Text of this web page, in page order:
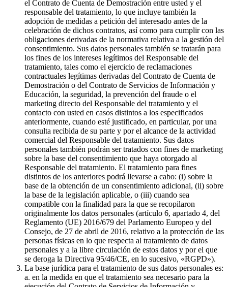
el Contrato de Cuenta de Demostración entre usted y el
responsable del tratamiento, lo que incluye también la
adopción de medidas a petición del interesado antes de la
celebración de dichos contratos, así como para cumplir con las
obligaciones derivadas de la normativa relativa a la gestión del
consentimiento. Sus datos personales también se tratarán para
los fines de los intereses legítimos del Responsable del
tratamiento, tales como el ejercicio de reclamaciones
contractuales legítimas derivadas del Contrato de Cuenta de
Demostración o del Contrato de Servicios de Información y
Educación, la seguridad, la prevención del fraude o el
marketing directo del Responsable del tratamiento y el
contacto con usted en casos distintos a los especificados
anteriormente, cuando esté justificado, en particular, por una
consulta recibida de su parte y por el alcance de la actividad
comercial del Responsable del tratamiento. Sus datos
personales también podrán ser tratados con fines de marketing
sobre la base del consentimiento que haya otorgado al
Responsable del tratamiento. El tratamiento para fines
distintos de los anteriores podrá llevarse a cabo: (i) sobre la
base de la obtención de un consentimiento adicional, (ii) sobre
la base de la legislación aplicable, o (iii) cuando sea
compatible con la finalidad para la que se recopilaron
originalmente los datos personales (artículo 6, apartado 4, del
Reglamento (UE) 2016/679 del Parlamento Europeo y del
Consejo, de 27 de abril de 2016, relativo a la protección de las
personas físicas en lo que respecta al tratamiento de datos
personales y a la libre circulación de estos datos y por el que
se deroga la Directiva 95/46/CE, en lo sucesivo, «RGPD»).
La base jurídica para el tratamiento de sus datos personales es:
a. en la medida en que el tratamiento sea necesario para la